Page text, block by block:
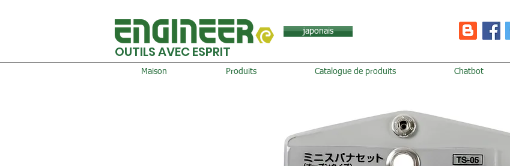
japonais
OUTILS AVEC ESPRIT
Maison Produits Catalogue de produits Chatbot